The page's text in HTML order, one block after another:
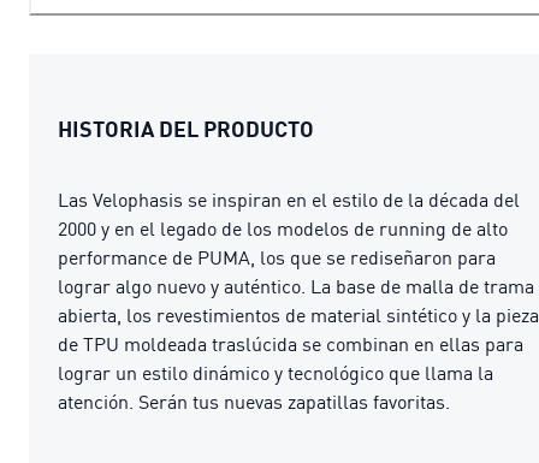
HISTORIA DEL PRODUCTO
Las Velophasis se inspiran en el estilo de la década del
2000 y en el legado de los modelos de running de alto
performance de PUMA, los que se rediseñaron para
lograr algo nuevo y auténtico. La base de malla de trama
abierta, los revestimientos de material sintético y la pieza
de TPU moldeada traslúcida se combinan en ellas para
lograr un estilo dinámico y tecnológico que llama la
atención. Serán tus nuevas zapatillas favoritas.